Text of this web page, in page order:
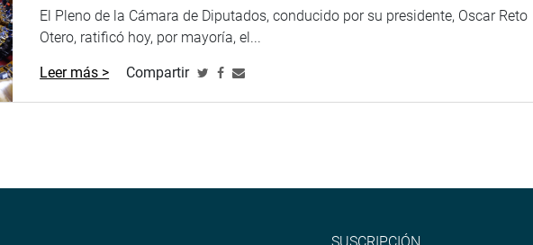
El Pleno de la Cámara de Diputados, conducido por su presidente, Oscar Reto
Otero, ratificó hoy, por mayoría, el...
Leer más > Compartir